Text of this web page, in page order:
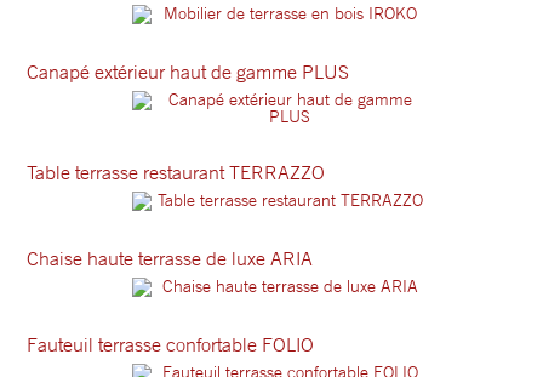
Canapé extérieur haut de gamme PLUS
Table terrasse restaurant TERRAZZO
Chaise haute terrasse de luxe ARIA
Fauteuil terrasse confortable FOLIO